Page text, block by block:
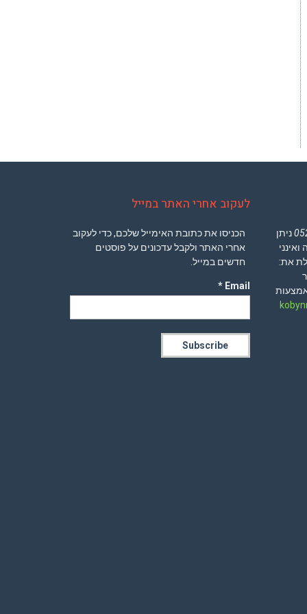
ניתן
את:
לעקוב אחרי האתר במייל
הכניסו את כתובת האימייל שלכם, כדי לעקוב
אחרי האתר ולקבל עדכונים על פוסטים
חדשים במייל.
Email *